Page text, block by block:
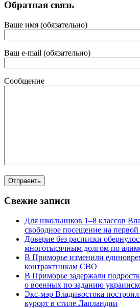
Обратная связь
Ваше имя (обязательно)
Ваш e-mail (обязательно)
Сообщение
Свежие записи
Для школьников 1–8 классов
свободное посещение на первой
Доверие без расписки
многотысячным долгом по
В Приморье изменили
контрактникам СВО
В Приморье задержали
о военных по заданию
Экс-мэр Владивостока
курорт в стиле Лапландии